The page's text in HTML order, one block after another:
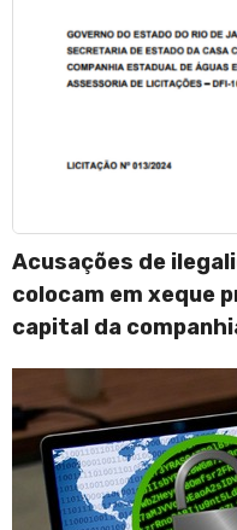
Acusações de
colocam em xeque
capital da